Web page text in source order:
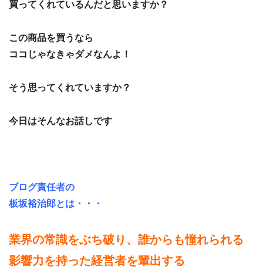
買ってくれているんだと思いますか？
この商品を買うなら
ココじゃなきゃダメなんよ！
そう思ってくれていますか？
今日はそんなお話しです
ブログ責任者の
板坂裕治郎とは・・・
業界の常識をぶち破り、誰からも憧れられる
影響力を持った経営者を輩出する